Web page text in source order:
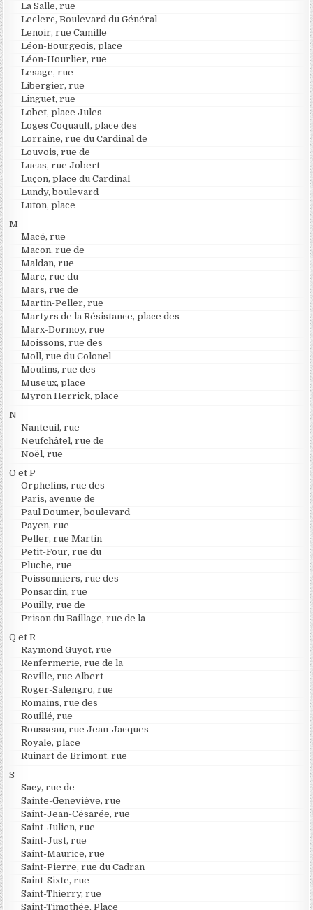
La Salle, rue
Leclerc, Boulevard du Général
Lenoir, rue Camille
Léon-Bourgeois, place
Léon-Hourlier, rue
Lesage, rue
Libergier, rue
Linguet, rue
Lobet, place Jules
Loges Coquault, place des
Lorraine, rue du Cardinal de
Louvois, rue de
Lucas, rue Jobert
Luçon, place du Cardinal
Lundy, boulevard
Luton, place
M
Macé, rue
Macon, rue de
Maldan, rue
Marc, rue du
Mars, rue de
Martin-Peller, rue
Martyrs de la Résistance, place des
Marx-Dormoy, rue
Moissons, rue des
Moll, rue du Colonel
Moulins, rue des
Museux, place
Myron Herrick, place
N
Nanteuil, rue
Neufchâtel, rue de
Noël, rue
O et P
Orphelins, rue des
Paris, avenue de
Paul Doumer, boulevard
Payen, rue
Peller, rue Martin
Petit-Four, rue du
Pluche, rue
Poissonniers, rue des
Ponsardin, rue
Pouilly, rue de
Prison du Baillage, rue de la
Q et R
Raymond Guyot, rue
Renfermerie, rue de la
Reville, rue Albert
Roger-Salengro, rue
Romains, rue des
Rouillé, rue
Rousseau, rue Jean-Jacques
Royale, place
Ruinart de Brimont, rue
S
Sacy, rue de
Sainte-Geneviève, rue
Saint-Jean-Césarée, rue
Saint-Julien, rue
Saint-Just, rue
Saint-Maurice, rue
Saint-Pierre, rue du Cadran
Saint-Sixte, rue
Saint-Thierry, rue
Saint-Timothée, Place